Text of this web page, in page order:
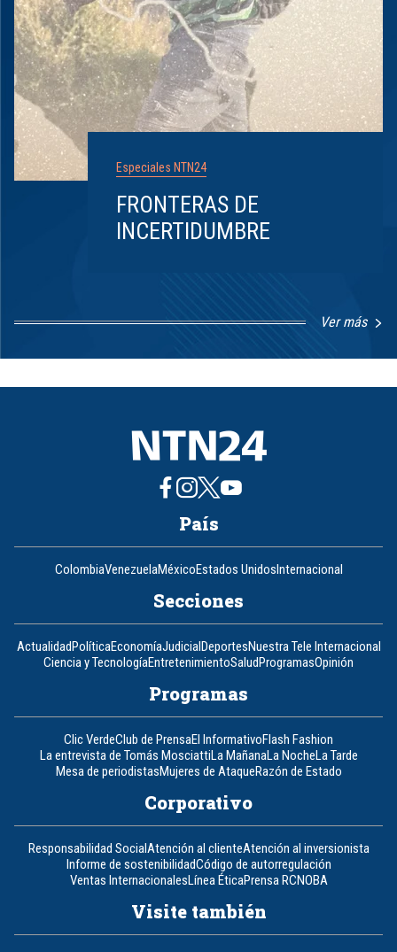
Especiales NTN24
FRONTERAS DE
INCERTIDUMBRE
Ver más
1
8
País
ColombiaVenezuelaMéxicoEstados UnidosInternacional
Secciones
ActualidadPolíticaEconomíaJudicialDeportesNuestra Tele Internacional
Ciencia y TecnologíaEntretenimientoSaludProgramasOpinión
Programas
Clic VerdeClub de PrensaEl InformativoFlash Fashion
La entrevista de Tomás MosciattiLa MañanaLa NocheLa Tarde
Mesa de periodistasMujeres de AtaqueRazón de Estado
Corporativo
Responsabilidad SocialAtención al clienteAtención al inversionista
Informe de sostenibilidadCódigo de autorregulación
Ventas InternacionalesLínea ÉticaPrensa RCNOBA
Visite también